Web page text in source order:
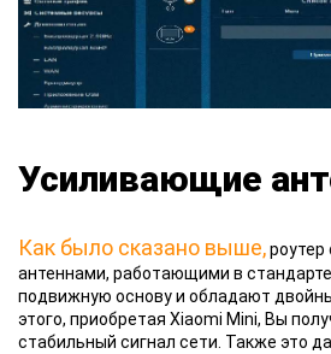
Усиливающие
Как было сказано выше,
антеннами, работающими в
подвижную основу и обладают
этого, приобретая Xiaomi Mini, Вы
стабильный сигнал сети. Также это